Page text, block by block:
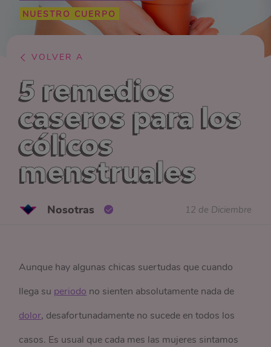
NUESTRO CUERPO
VOLVER A
5 remedios
caseros para los
cólicos
menstruales
Nosotras 12 de Diciembre
Aunque hay algunas chicas suertudas que cuando
llega su periodo no sienten absolutamente nada de
dolor, desafortunadamente no sucede en todos los
casos. Es usual que cada mes las mujeres sintamos